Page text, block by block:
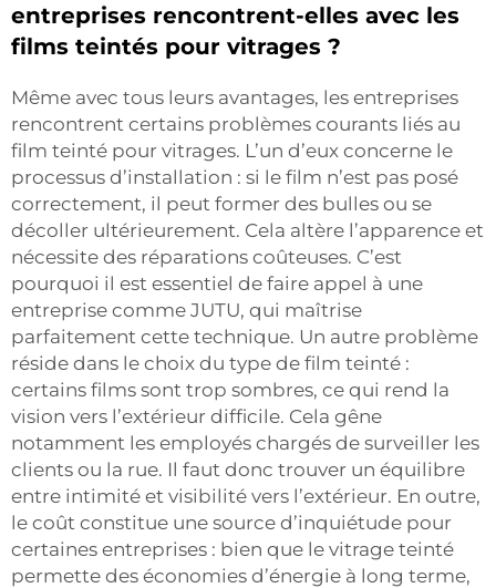
entreprises rencontrent-elles avec les
films teintés pour vitrages ?
Même avec tous leurs avantages, les entreprises
rencontrent certains problèmes courants liés au
film teinté pour vitrages. L’un d’eux concerne le
processus d’installation : si le film n’est pas posé
correctement, il peut former des bulles ou se
décoller ultérieurement. Cela altère l’apparence et
nécessite des réparations coûteuses. C’est
pourquoi il est essentiel de faire appel à une
entreprise comme JUTU, qui maîtrise
parfaitement cette technique. Un autre problème
réside dans le choix du type de film teinté :
certains films sont trop sombres, ce qui rend la
vision vers l’extérieur difficile. Cela gêne
notamment les employés chargés de surveiller les
clients ou la rue. Il faut donc trouver un équilibre
entre intimité et visibilité vers l’extérieur. En outre,
le coût constitue une source d’inquiétude pour
certaines entreprises : bien que le vitrage teinté
permette des économies d’énergie à long terme,